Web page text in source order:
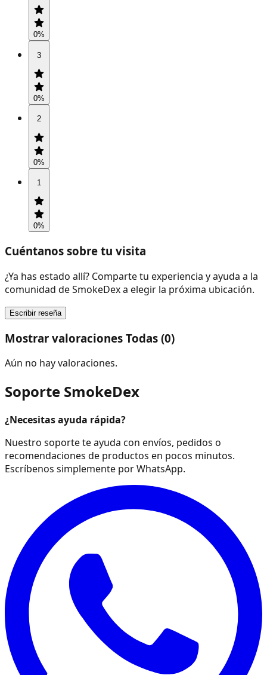
0%
3
0%
2
0%
1
0%
Cuéntanos sobre tu visita
¿Ya has estado allí? Comparte tu experiencia y ayuda a la
comunidad de SmokeDex a elegir la próxima ubicación.
Escribir reseña
Mostrar valoraciones Todas (0)
Aún no hay valoraciones.
Soporte SmokeDex
¿Necesitas ayuda rápida?
Nuestro soporte te ayuda con envíos, pedidos o
recomendaciones de productos en pocos minutos.
Escríbenos simplemente por WhatsApp.